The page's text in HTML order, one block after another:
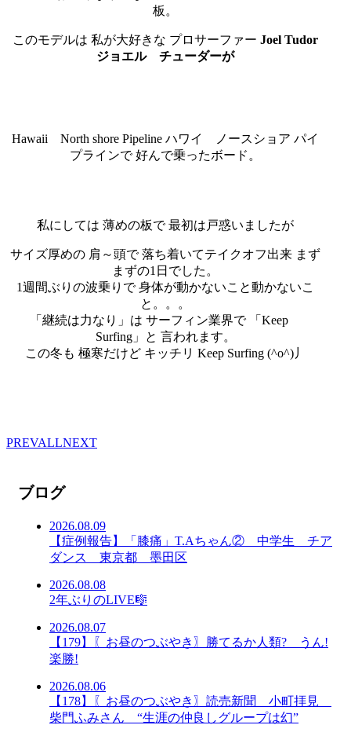
板。
このモデルは 私が大好きな プロサーファーJoel Tudor
ジョエル チューダーが
Hawaii North shore Pipeline ハワイ ノースショア パイ
プラインで 好んで乗ったボード。
私にしては 薄めの板で 最初は戸惑いましたが
サイズ厚めの 肩～頭で 落ち着いてテイクオフ出来 まず
まずの1日でした。
1週間ぶりの波乗りで 身体が動かないこと動かないこ
と。。。
「継続は力なり」は サーフィン業界で 「Keep
Surfing」と 言われます。
この冬も 極寒だけど キッチリ Keep Surfing (^o^)丿
PREVALLNEXT
ブログ
2026.08.09
【症例報告】「膝痛」T.Aちゃん② 中学生 チア
ダンス 東京都 墨田区
2026.08.08
2年ぶりのLIVE🎼
2026.08.07
【179】〖お昼のつぶやき〗勝てるか人類? うん!
楽勝!
2026.08.06
【178】〖お昼のつぶやき〗読売新聞 小町拝見
柴門ふみさん “生涯の仲良しグループは幻”